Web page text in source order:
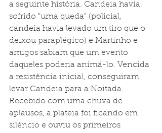
a seguinte história. Candeia havia
sofrido "uma queda" (policial,
candeia havia levado um tiro que o
deixou paraplégico) e Martinho e
amigos sabiam que um evento
daqueles poderia animá-lo. Vencida
a resistência inicial, conseguiram
levar Candeia para a Noitada.
Recebido com uma chuva de
aplausos, a plateia foi ficando em
silêncio e ouviu os primeiros